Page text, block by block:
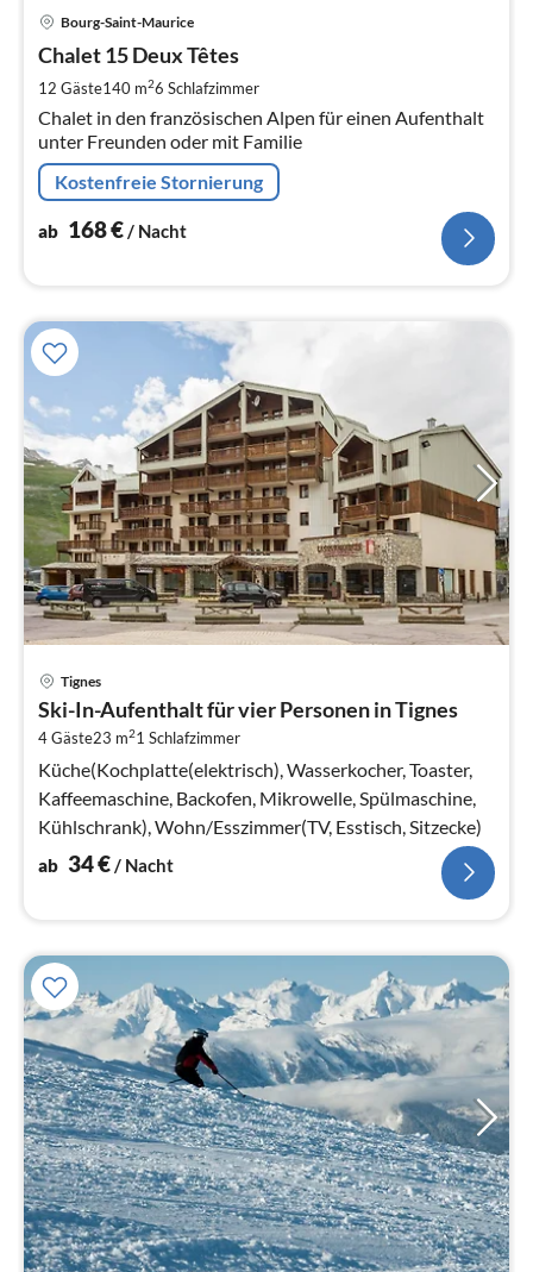
Bourg-Saint-Maurice
Chalet 15 Deux Têtes
12 Gäste140 m26 Schlafzimmer
Chalet in den französischen Alpen für einen Aufenthalt
unter Freunden oder mit Familie
Kostenfreie Stornierung
ab 168€/ Nacht
Tignes
Ski-In-Aufenthalt für vier Personen in Tignes
4 Gäste23 m21 Schlafzimmer
Küche(Kochplatte(elektrisch), Wasserkocher, Toaster,
Kaffeemaschine, Backofen, Mikrowelle, Spülmaschine,
Kühlschrank), Wohn/Esszimmer(TV, Esstisch, Sitzecke)
ab 34€/ Nacht